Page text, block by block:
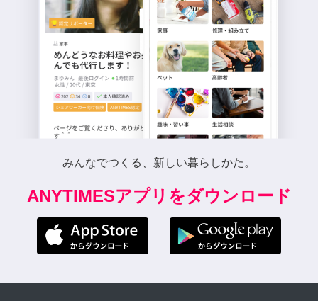
みんなでつくる、新しい暮らしかた。
ANYTIMESアプリをダウンロード